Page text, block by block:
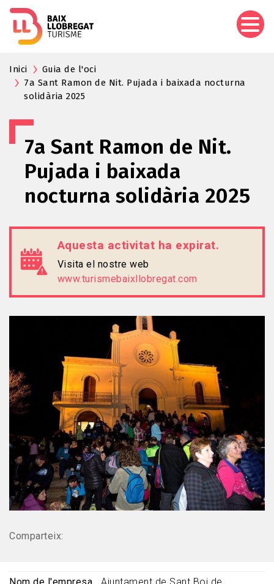
Inici
Guia de l'oci
7a Sant Ramon de Nit. Pujada i baixada nocturna
solidària 2025
7a Sant Ramon de Nit.
Pujada i baixada
nocturna solidària 2025
Aquesta activitat ha expirat.
Visita el nostre web
www.turismebaixllobregat.com
Comparteix: